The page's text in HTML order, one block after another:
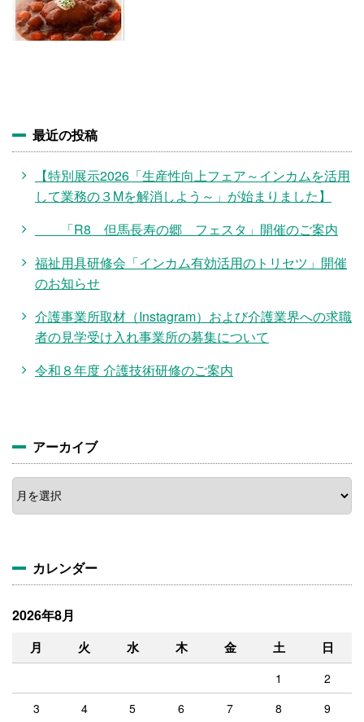
最近の投稿
【特別展示2026「生産性向上フェア～インカムを活用
して業務の３Mを解消しよう～」が始まりました】
「R8 但馬長寿の郷 フェスタ」開催のご案内
福祉用具研修会「インカム有効活用のトリセツ」開催
のお知らせ
介護事業所取材（Instagram）および介護業界への求職
者の見学受け入れ事業所の募集について
令和８年度 介護技術研修のご案内
アーカイブ
ア
ー
カ
カレンダー
2026年8月
月 火 水 木 金 土 日
1
2
3
4 5 6 7 8
9